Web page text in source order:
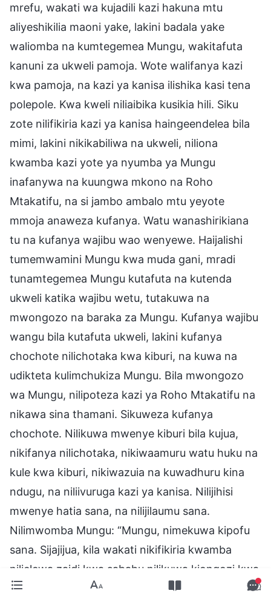
mrefu, wakati wa kujadili kazi hakuna mtu
aliyeshikilia maoni yake, lakini badala yake
waliomba na kumtegemea Mungu, wakitafuta
kanuni za ukweli pamoja. Wote walifanya kazi
kwa pamoja, na kazi ya kanisa ilishika kasi tena
polepole. Kwa kweli niliaibika kusikia hili. Siku
zote nilifikiria kazi ya kanisa haingeendelea bila
mimi, lakini nikikabiliwa na ukweli, niliona
kwamba kazi yote ya nyumba ya Mungu
inafanywa na kuungwa mkono na Roho
Mtakatifu, na si jambo ambalo mtu yeyote
mmoja anaweza kufanya. Watu wanashirikiana
tu na kufanya wajibu wao wenyewe. Haijalishi
tumemwamini Mungu kwa muda gani, mradi
tunamtegemea Mungu kutafuta na kutenda
ukweli katika wajibu wetu, tutakuwa na
mwongozo na baraka za Mungu. Kufanya wajibu
wangu bila kutafuta ukweli, lakini kufanya
chochote nilichotaka kwa kiburi, na kuwa na
udikteta kulimchukiza Mungu. Bila mwongozo
wa Mungu, nilipoteza kazi ya Roho Mtakatifu na
nikawa sina thamani. Sikuweza kufanya
chochote. Nilikuwa mwenye kiburi bila kujua,
nikifanya nilichotaka, nikiwaamuru watu huku na
kule kwa kiburi, nikiwazuia na kuwadhuru kina
ndugu, na niliivuruga kazi ya kanisa. Nilijihisi
mwenye hatia sana, na nilijilaumu sana.
Nilimwomba Mungu: “Mungu, nimekuwa kipofu
sana. Sijajijua, kila wakati nikifikiria kwamba
nilielewa zaidi kwa sababu nilikuwa kiongozi kwa
muda mrefu, kwa hivyo nilikuwa bora kumliko